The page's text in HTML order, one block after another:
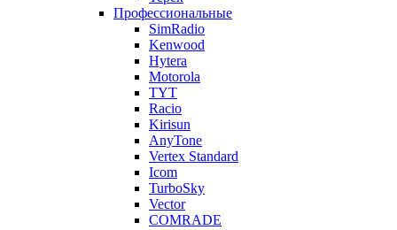
Профессиональные
SimRadio
Kenwood
Hytera
Motorola
TYT
Racio
Kirisun
AnyTone
Vertex Standard
Icom
TurboSky
Vector
COMRADE